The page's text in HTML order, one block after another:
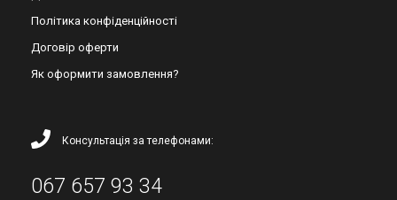
Політика конфіденційності
Договір оферти
Як оформити замовлення?
Консультація за телефонами:
067 657 93 34